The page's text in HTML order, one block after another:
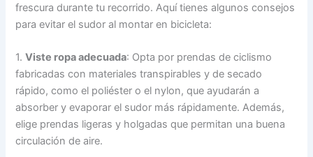
frescura durante tu recorrido. Aquí tienes algunos consejos
para evitar el sudor al montar en bicicleta:
1.Viste ropa adecuada: Opta por prendas de ciclismo
fabricadas con materiales transpirables y de secado
rápido, como el poliéster o el nylon, que ayudarán a
absorber y evaporar el sudor más rápidamente. Además,
elige prendas ligeras y holgadas que permitan una buena
circulación de aire.